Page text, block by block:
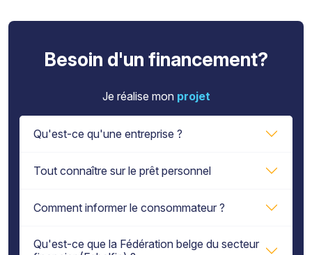
Besoin d'un financement?
Je réalise mon projet
Qu'est-ce qu'une entreprise ?
Tout connaître sur le prêt personnel
Comment informer le consommateur ?
Qu'est-ce que la Fédération belge du secteur